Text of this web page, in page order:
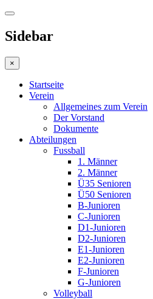
Sidebar
×
Startseite
Verein
Allgemeines zum Verein
Der Vorstand
Dokumente
Abteilungen
Fussball
1. Männer
2. Männer
Ü35 Senioren
Ü50 Senioren
B-Junioren
C-Junioren
D1-Junioren
D2-Junioren
E1-Junioren
E2-Junioren
F-Junioren
G-Junioren
Volleyball